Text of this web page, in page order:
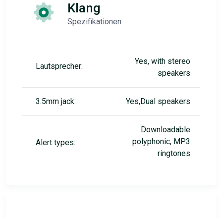
Klang
Spezifikationen
Lautsprecher:
Yes, with stereo
speakers
3.5mm jack: Yes,Dual speakers
Alert types:
Downloadable
polyphonic, MP3
ringtones